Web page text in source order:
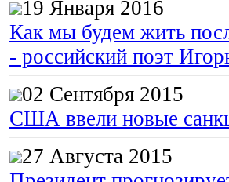
19 Января 2016
Как мы будем жить
- российский поэт
02 Сентября 2015
США ввели новые
27 Августа 2015